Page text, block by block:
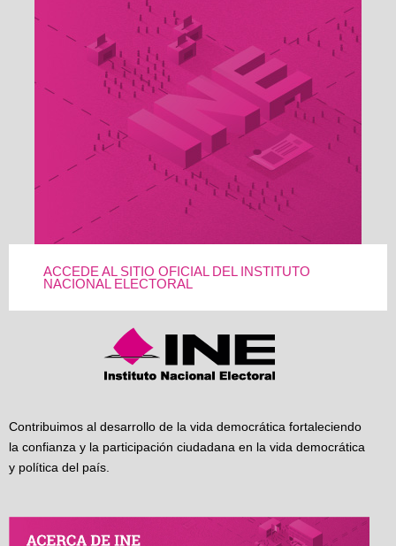
ACCEDE AL SITIO OFICIAL DEL INSTITUTO
NACIONAL ELECTORAL
Contribuimos al desarrollo de la vida democrática fortaleciendo
la confianza y la participación ciudadana en la vida democrática
y política del país.